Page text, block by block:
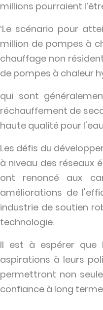
millions pourraient
‘Le scénario pour
million de pompes à
chauffage non
de pompes à chaleur
qui sont
réchauffement de
haute qualité pour
Les défis du
à niveau des réseaux
ont renoncé aux
améliorations de
industrie de soutien
technologie.
Il est à espérer que
aspirations à leurs
permettront non
confiance à long